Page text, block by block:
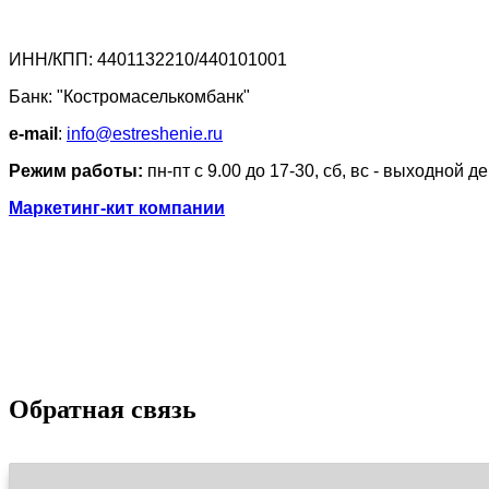
ИНН/КПП: 4401132210/440101001
Банк: "Костромаселькомбанк"
e-mail : info@estreshenie.ru
Режим работы: пн-пт с 9.00 до 17-30, сб, вс - выходной
Маркетинг-кит компании
Обратная связь